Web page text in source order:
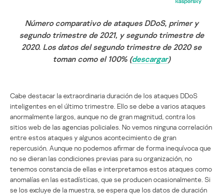
Número comparativo de ataques DDoS, primer y
segundo trimestre de 2021, y segundo trimestre de
2020. Los datos del segundo trimestre de 2020 se
toman como el 100% (descargar)
Cabe destacar la extraordinaria duración de los ataques DDoS
inteligentes en el último trimestre. Ello se debe a varios ataques
anormalmente largos, aunque no de gran magnitud, contra los
sitios web de las agencias policiales. No vemos ninguna correlación
entre estos ataques y algunos acontecimiento de gran
repercusión. Aunque no podemos afirmar de forma inequívoca que
no se dieran las condiciones previas para su organización, no
tenemos constancia de ellas e interpretamos estos ataques como
anomalías en las estadísticas, que se producen ocasionalmente. Si
se los excluye de la muestra, se espera que los datos de duración